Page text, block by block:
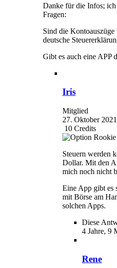
Danke für die Infos;
Fragen:
Sind die
deutsche
Gibt es auch eine APP
Iris
Mitglied
27. Oktober
10 Credits
Steuern werden
Dollar. Mit den
mich noch nicht
Eine App gibt es
mit Börse am
solchen Apps.
Diese
4 Jahre, 9
Rene